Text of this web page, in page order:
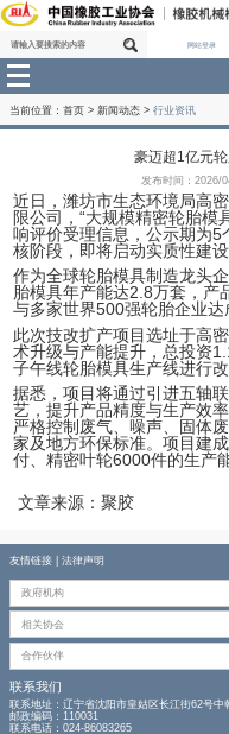
新闻动态 > 行
豪迈
发布
近日，潍坊市生态环
限公司，“大规模精
响评价受理信息，公
核阶段，即将启动实
作为全球轮胎模具制
胎模具年产能达2.8
与多家世界500强轮
此次技改扩产项目选
术升级与产能提升，
据悉，项目将通过引
艺，提升产品精度与
严格控制废气、噪声
家及地方环保标准。
付、精密叶轮6000件
文章来源：聚胶